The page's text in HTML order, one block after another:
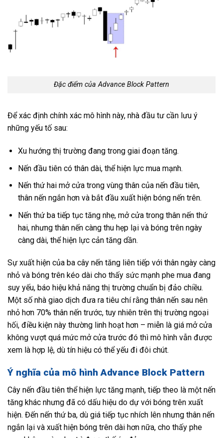
Đặc điểm của Advance Block Pattern
Để xác định chính xác mô hình này, nhà đầu tư cần lưu ý
những yếu tố sau:
Xu hướng thị trường đang trong giai đoạn tăng.
Nến đầu tiên có thân dài, thể hiện lực mua mạnh.
Nến thứ hai mở cửa trong vùng thân của nến đầu tiên,
thân nến ngắn hơn và bắt đầu xuất hiện bóng nến trên.
Nến thứ ba tiếp tục tăng nhẹ, mở cửa trong thân nến thứ
hai, nhưng thân nến càng thu hẹp lại và bóng trên ngày
càng dài, thể hiện lực cản tăng dần.
Sự xuất hiện của ba cây nến tăng liên tiếp với thân ngày càng
nhỏ và bóng trên kéo dài cho thấy sức mạnh phe mua đang
suy yếu, báo hiệu khả năng thị trường chuẩn bị đảo chiều.
Một số nhà giao dịch đưa ra tiêu chí rằng thân nến sau nên
nhỏ hơn 70% thân nến trước, tuy nhiên trên thị trường ngoại
hối, điều kiện này thường linh hoạt hơn – miễn là giá mở cửa
không vượt quá mức mở cửa trước đó thì mô hình vẫn được
xem là hợp lệ, dù tín hiệu có thể yếu đi đôi chút.
Ý nghĩa của mô hình Advance Block Pattern
Cây nến đầu tiên thể hiện lực tăng mạnh, tiếp theo là một nến
tăng khác nhưng đã có dấu hiệu do dự với bóng trên xuất
hiện. Đến nến thứ ba, dù giá tiếp tục nhích lên nhưng thân nến
ngắn lại và xuất hiện bóng trên dài hơn nữa, cho thấy phe